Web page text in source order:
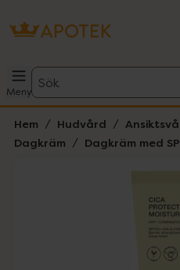
Meny
Sök
Hem Hudvård
Dagkräm
Dagkräm med
Lista: . Innehåller